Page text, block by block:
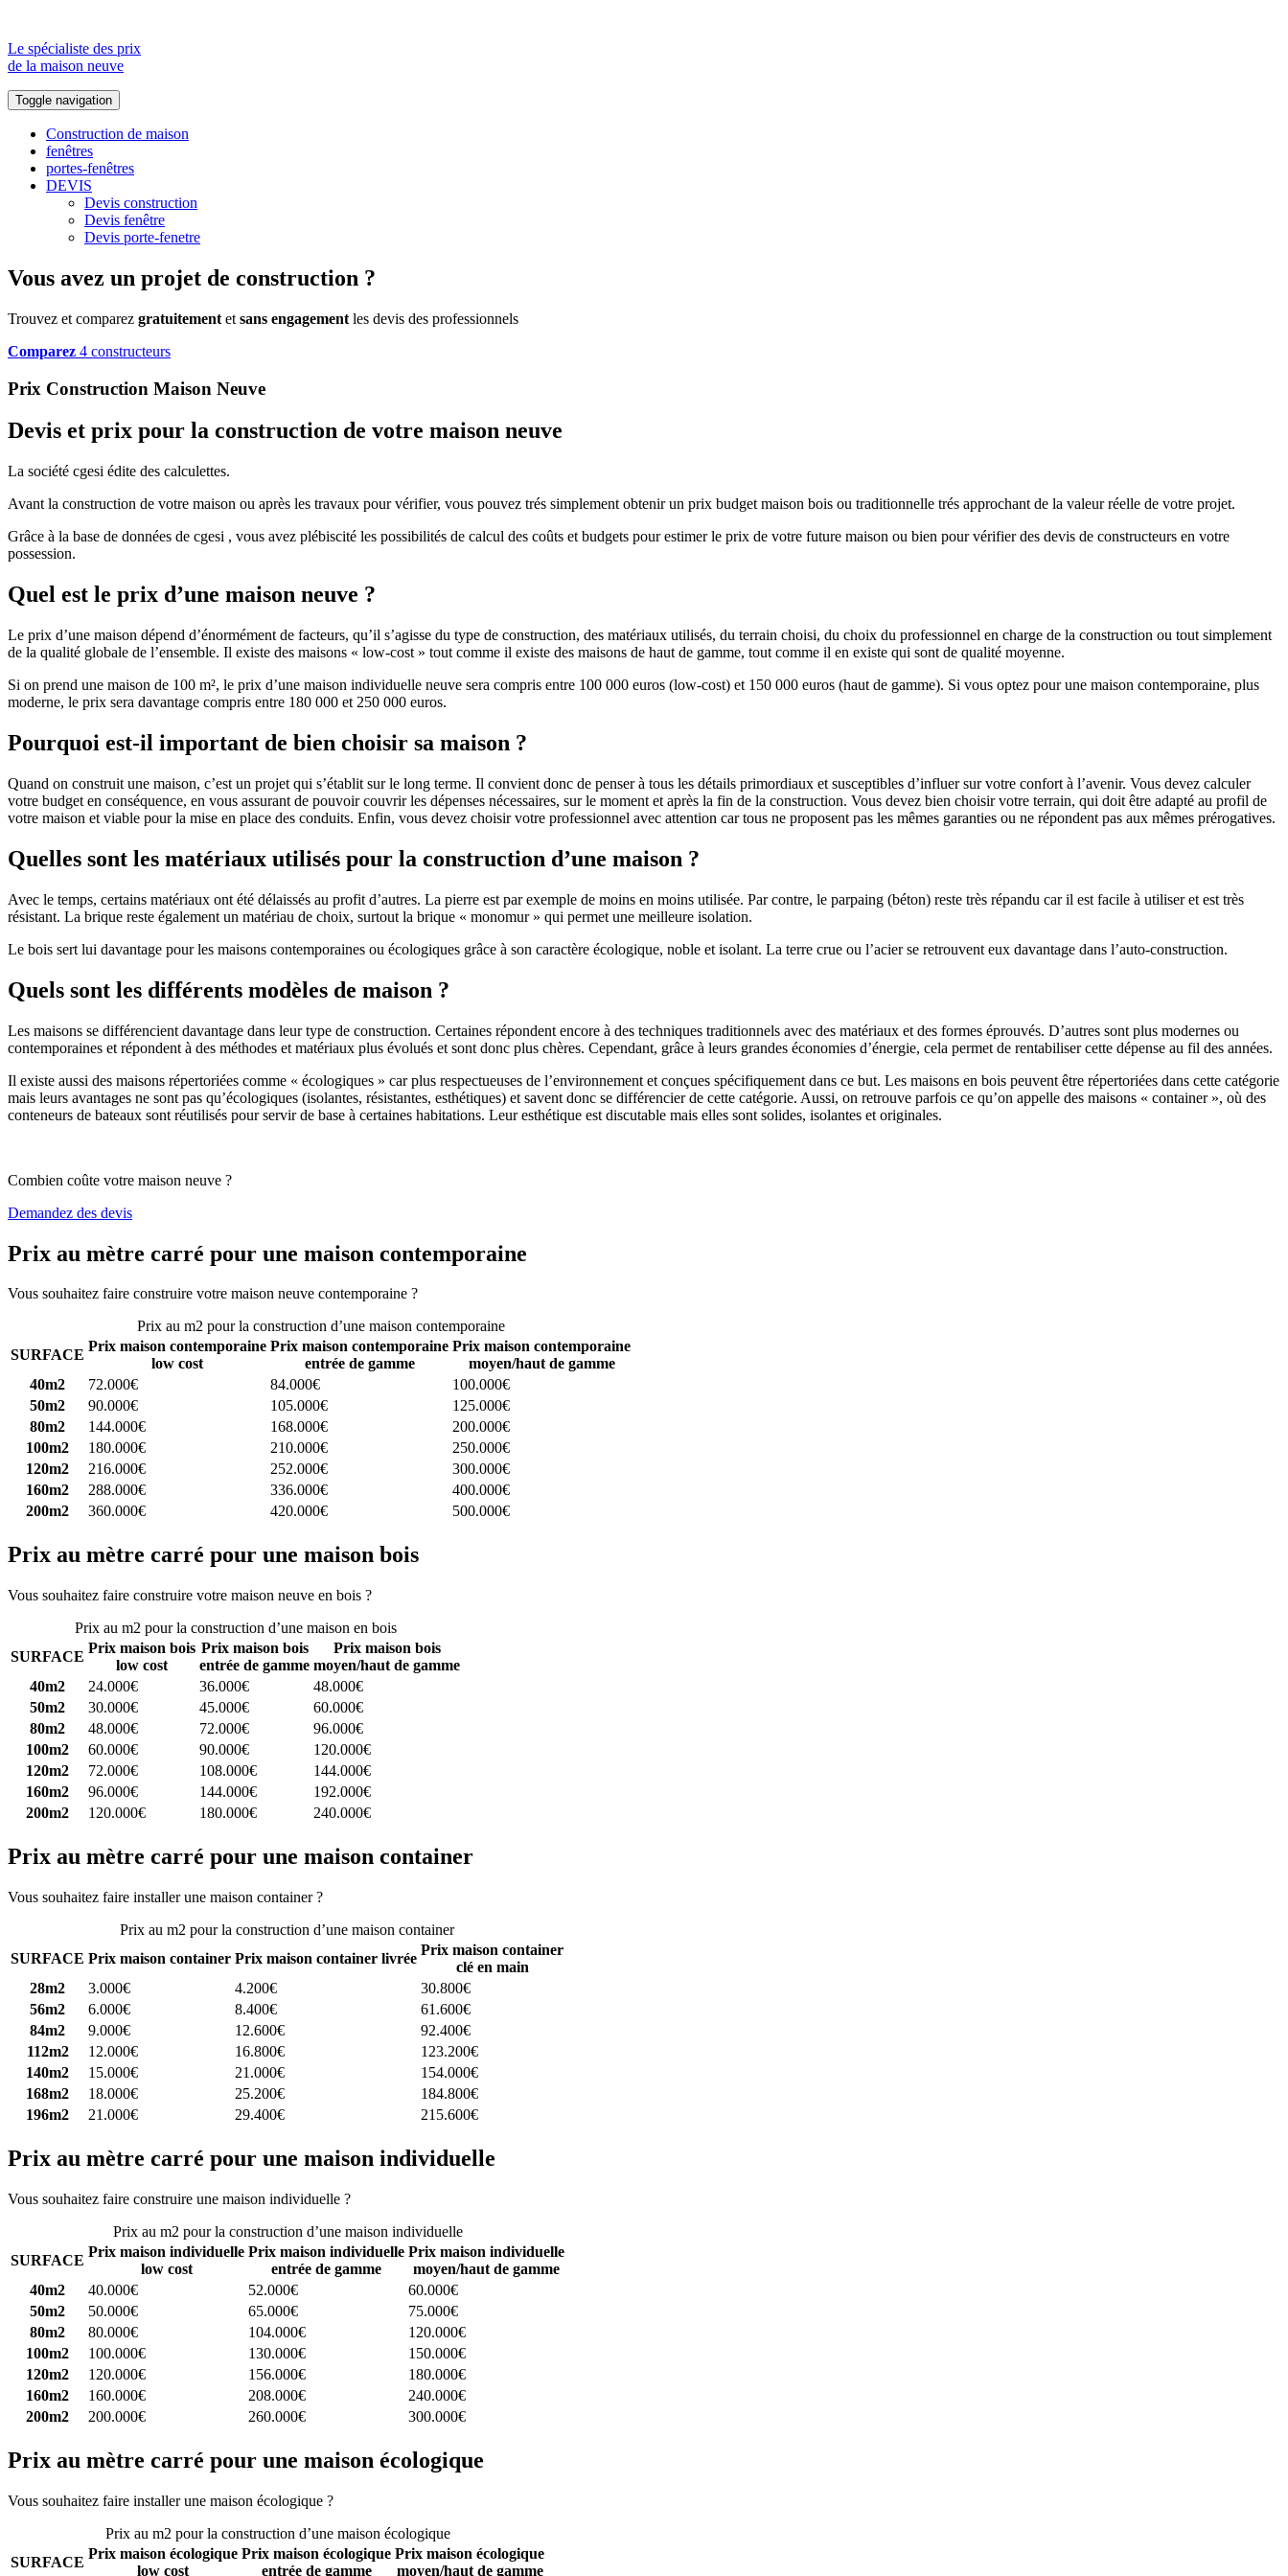
Le spécialiste des prix
de la maison neuve
Toggle navigation
Construction de maison
fenêtres
portes-fenêtres
DEVIS
Devis construction
Devis fenêtre
Devis porte-fenetre
Vous avez un projet de construction ?
Trouvez et comparez gratuitement et sans engagement les devis des professionnels
Comparez 4 constructeurs
Prix Construction Maison Neuve
Devis et prix pour la construction de votre maison neuve
La société cgesi édite des calculettes.
Avant la construction de votre maison ou après les travaux pour vérifier, vous pouvez trés simplement obtenir un prix budget maison bois ou traditionnelle trés approchant de la valeur réelle de votre projet.
Grâce à la base de données de cgesi , vous avez plébiscité les possibilités de calcul des coûts et budgets pour estimer le prix de votre future maison ou bien pour vérifier des devis de constructeurs en votre
possession.
Quel est le prix d’une maison neuve ?
Le prix d’une maison dépend d’énormément de facteurs, qu’il s’agisse du type de construction, des matériaux utilisés, du terrain choisi, du choix du professionnel en charge de la construction ou tout simplement
de la qualité globale de l’ensemble. Il existe des maisons « low-cost » tout comme il existe des maisons de haut de gamme, tout comme il en existe qui sont de qualité moyenne.
Si on prend une maison de 100 m², le prix d’une maison individuelle neuve sera compris entre 100 000 euros (low-cost) et 150 000 euros (haut de gamme). Si vous optez pour une maison contemporaine, plus
moderne, le prix sera davantage compris entre 180 000 et 250 000 euros.
Pourquoi est-il important de bien choisir sa maison ?
Quand on construit une maison, c’est un projet qui s’établit sur le long terme. Il convient donc de penser à tous les détails primordiaux et susceptibles d’influer sur votre confort à l’avenir. Vous devez calculer
votre budget en conséquence, en vous assurant de pouvoir couvrir les dépenses nécessaires, sur le moment et après la fin de la construction. Vous devez bien choisir votre terrain, qui doit être adapté au profil de
votre maison et viable pour la mise en place des conduits. Enfin, vous devez choisir votre professionnel avec attention car tous ne proposent pas les mêmes garanties ou ne répondent pas aux mêmes prérogatives.
Quelles sont les matériaux utilisés pour la construction d’une maison ?
Avec le temps, certains matériaux ont été délaissés au profit d’autres. La pierre est par exemple de moins en moins utilisée. Par contre, le parpaing (béton) reste très répandu car il est facile à utiliser et est très
résistant. La brique reste également un matériau de choix, surtout la brique « monomur » qui permet une meilleure isolation.
Le bois sert lui davantage pour les maisons contemporaines ou écologiques grâce à son caractère écologique, noble et isolant. La terre crue ou l’acier se retrouvent eux davantage dans l’auto-construction.
Quels sont les différents modèles de maison ?
Les maisons se différencient davantage dans leur type de construction. Certaines répondent encore à des techniques traditionnels avec des matériaux et des formes éprouvés. D’autres sont plus modernes ou
contemporaines et répondent à des méthodes et matériaux plus évolués et sont donc plus chères. Cependant, grâce à leurs grandes économies d’énergie, cela permet de rentabiliser cette dépense au fil des années.
Il existe aussi des maisons répertoriées comme « écologiques » car plus respectueuses de l’environnement et conçues spécifiquement dans ce but. Les maisons en bois peuvent être répertoriées dans cette catégorie
mais leurs avantages ne sont pas qu’écologiques (isolantes, résistantes, esthétiques) et savent donc se différencier de cette catégorie. Aussi, on retrouve parfois ce qu’on appelle des maisons « container », où des
conteneurs de bateaux sont réutilisés pour servir de base à certaines habitations. Leur esthétique est discutable mais elles sont solides, isolantes et originales.
Combien coûte votre maison neuve ?
Demandez des devis
Prix au mètre carré pour une maison contemporaine
Vous souhaitez faire construire votre maison neuve contemporaine ?
Prix au m2 pour la construction d’une maison contemporaine
SURFACE
Prix maison contemporaine
low cost
Prix maison contemporaine
entrée de gamme
Prix maison contemporaine
moyen/haut de gamme
40m2
72.000€ 84.000€
100.000€
50m2
90.000€ 105.000€
125.000€
80m2
144.000€ 168.000€
200.000€
100m2
180.000€ 210.000€
250.000€
120m2
216.000€ 252.000€
300.000€
160m2
288.000€ 336.000€
400.000€
200m2
360.000€ 420.000€ 500.000€
Prix au mètre carré pour une maison bois
Vous souhaitez faire construire votre maison neuve en bois ?
Prix au m2 pour la construction d’une maison en bois
SURFACE
Prix maison bois
low cost
Prix maison bois
entrée de gamme
Prix maison bois
moyen/haut de gamme
40m2
24.000€ 36.000€
48.000€
50m2
30.000€ 45.000€
60.000€
80m2
48.000€ 72.000€
96.000€
100m2
60.000€ 90.000€
120.000€
120m2
72.000€ 108.000€
144.000€
160m2
96.000€ 144.000€
192.000€
200m2
120.000€ 180.000€ 240.000€
Prix au mètre carré pour une maison container
Vous souhaitez faire installer une maison container ?
Prix au m2 pour la construction d’une maison container
SURFACE Prix maison container Prix maison container livrée
Prix maison container
clé en main
28m2
3.000€ 4.200€
30.800€
56m2
6.000€ 8.400€
61.600€
84m2
9.000€ 12.600€
92.400€
112m2
12.000€ 16.800€
123.200€
140m2
15.000€ 21.000€
154.000€
168m2
18.000€ 25.200€
184.800€
196m2
21.000€ 29.400€ 215.600€
Prix au mètre carré pour une maison individuelle
Vous souhaitez faire construire une maison individuelle ?
Prix au m2 pour la construction d’une maison individuelle
SURFACE
Prix maison individuelle
low cost
Prix maison individuelle
entrée de gamme
Prix maison individuelle
moyen/haut de gamme
40m2
40.000€ 52.000€
60.000€
50m2
50.000€ 65.000€
75.000€
80m2
80.000€ 104.000€
120.000€
100m2
100.000€ 130.000€
150.000€
120m2
120.000€ 156.000€
180.000€
160m2
160.000€ 208.000€
240.000€
200m2
200.000€ 260.000€ 300.000€
Prix au mètre carré pour une maison écologique
Vous souhaitez faire installer une maison écologique ?
Prix au m2 pour la construction d’une maison écologique
SURFACE
Prix maison écologique
low cost
Prix maison écologique
entrée de gamme
Prix maison écologique
moyen/haut de gamme